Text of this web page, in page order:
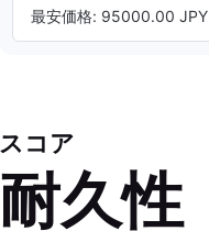
最安価格: 95000.00 JPY
スコア
耐久性